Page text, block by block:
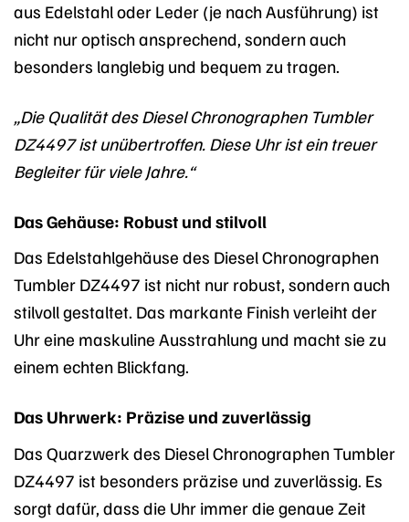
aus Edelstahl oder Leder (je nach Ausführung) ist
nicht nur optisch ansprechend, sondern auch
besonders langlebig und bequem zu tragen.
„Die Qualität des Diesel Chronographen Tumbler
DZ4497 ist unübertroffen. Diese Uhr ist ein treuer
Begleiter für viele Jahre.“
Das Gehäuse: Robust und stilvoll
Das Edelstahlgehäuse des Diesel Chronographen
Tumbler DZ4497 ist nicht nur robust, sondern auch
stilvoll gestaltet. Das markante Finish verleiht der
Uhr eine maskuline Ausstrahlung und macht sie zu
einem echten Blickfang.
Das Uhrwerk: Präzise und zuverlässig
Das Quarzwerk des Diesel Chronographen Tumbler
DZ4497 ist besonders präzise und zuverlässig. Es
sorgt dafür, dass die Uhr immer die genaue Zeit